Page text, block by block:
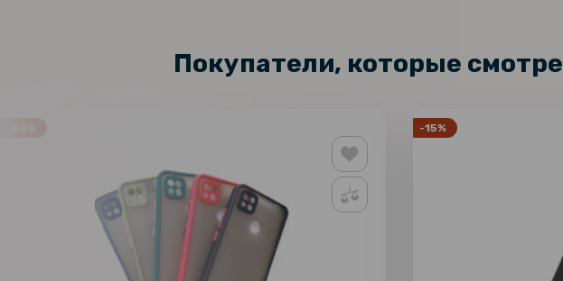
Покупатели, которые
-15%